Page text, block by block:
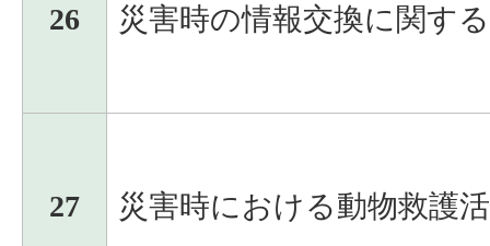
26 災害時の情報交換に関す
27 災害時における動物救護